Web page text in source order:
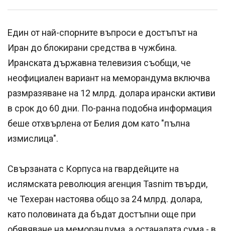
Един от най-спорните въпроси е достъпът на
Иран до блокирани средства в чужбина.
Иранската държавна телевизия съобщи, че
неофициален вариант на меморандума включва
размразяване на 12 млрд. долара ирански активи
в срок до 60 дни. По-ранна подобна информация
беше отхвърлена от Белия дом като "пълна
измислица".
Свързаната с Корпуса на гвардейците на
ислямската революция агенция Tasnim твърди,
че Техеран настоява общо за 24 млрд. долара,
като половината да бъдат достъпни още при